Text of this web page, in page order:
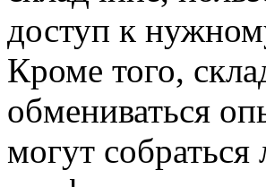
доступ к
Кроме того,
обмениваться
могут